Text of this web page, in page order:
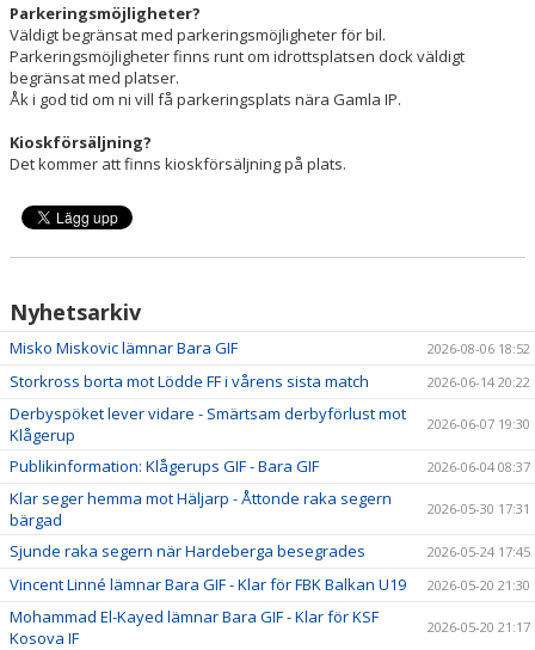
Parkeringsmöjligheter?
Väldigt begränsat med parkeringsmöjligheter för bil.
Parkeringsmöjligheter finns runt om idrottsplatsen dock väldigt
begränsat med platser.
Åk i god tid om ni vill få parkeringsplats nära Gamla IP.
Kioskförsäljning?
Det kommer att finns kioskförsäljning på plats.
Nyhetsarkiv
Misko Miskovic lämnar Bara GIF 2026-08-06 18:52
Storkross borta mot Lödde FF i vårens sista match 2026-06-14 20:22
Derbyspöket lever vidare - Smärtsam derbyförlust mot
Klågerup
2026-06-07 19:30
Publikinformation: Klågerups GIF - Bara GIF 2026-06-04 08:37
Klar seger hemma mot Häljarp - Åttonde raka segern
bärgad
2026-05-30 17:31
Sjunde raka segern när Hardeberga besegrades 2026-05-24 17:45
Vincent Linné lämnar Bara GIF - Klar för FBK Balkan U19 2026-05-20 21:30
Mohammad El-Kayed lämnar Bara GIF - Klar för KSF
Kosova IF
2026-05-20 21:17